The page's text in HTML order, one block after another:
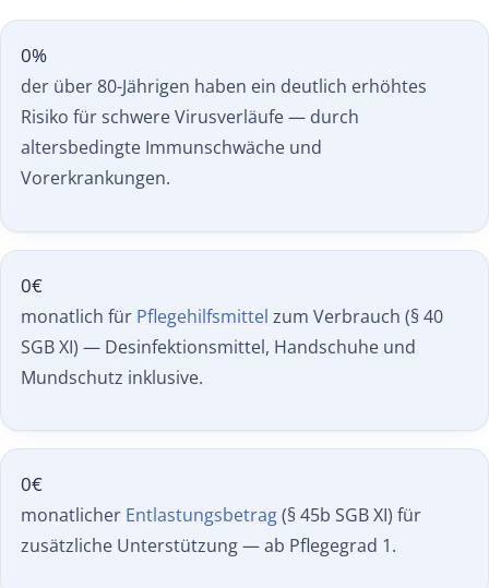
0%
der über 80-Jährigen haben ein deutlich erhöhtes
Risiko für schwere Virusverläufe — durch
altersbedingte Immunschwäche und
Vorerkrankungen.
0€
monatlich für Pflegehilfsmittel zum Verbrauch (§ 40
SGB XI) — Desinfektionsmittel, Handschuhe und
Mundschutz inklusive.
0€
monatlicher Entlastungsbetrag(§ 45b SGB XI) für
zusätzliche Unterstützung — ab Pflegegrad 1.